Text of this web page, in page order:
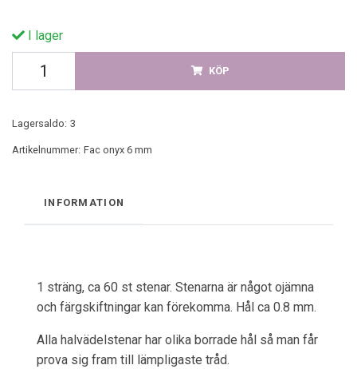
I lager
KÖP
Lagersaldo: 3
Artikelnummer: Fac onyx 6 mm
INFORMATION
1 sträng, ca 60 st stenar. Stenarna är något ojämna
och färgskiftningar kan förekomma. Hål ca 0.8 mm.
Alla halvädelstenar har olika borrade hål så man får
prova sig fram till lämpligaste tråd.